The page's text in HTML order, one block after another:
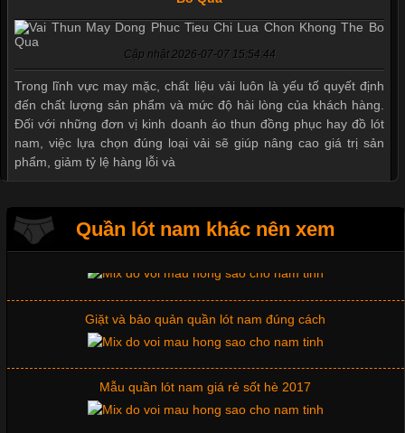
Cập nhật 2026-07-07 15:54:44
Trong lĩnh vực may mặc, chất liệu vải luôn là yếu tố quyết định
đến chất lượng sản phẩm và mức độ hài lòng của khách hàng.
Đối với những đơn vị kinh doanh áo thun đồng phục hay đồ lót
nam, việc lựa chọn đúng loại vải sẽ giúp nâng cao giá trị sản
phẩm, giảm tỷ lệ hàng lỗi và
Ngành Thời Trang
Áo thun là một trong những trang phục phổ biến nhất hiện nay
nhờ tính tiện dụng, dễ phối đồ và phù hợp với nhiều đối tượng.
Bên cạnh chất liệu và kiểu dáng, phần cổ áo cũng là yếu tố
Quần lót nam khác nên xem
Mẫu quần short quần lót nam nữ hè thu 2017
Thị hiều quần lót nam bơi lội nam và nữ 2017
Xu hướng thời trang trẻ và quần lót nam giá sỉ